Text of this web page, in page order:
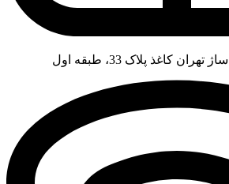
کاغذ پلاک 33، طبقه اول